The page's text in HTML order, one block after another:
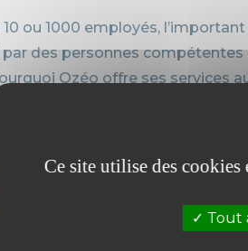
ou 1000 employés, l’important
des personnes compétentes
Ozéo offre ses services
grandes entreprises, quel que
:
du bâtiment,
et forestière,
(Café, Hôtel, Restaurant),
Ce site utilise des
Tout